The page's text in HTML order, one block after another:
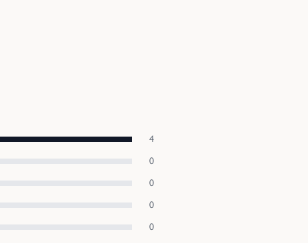
4
0
0
0
0